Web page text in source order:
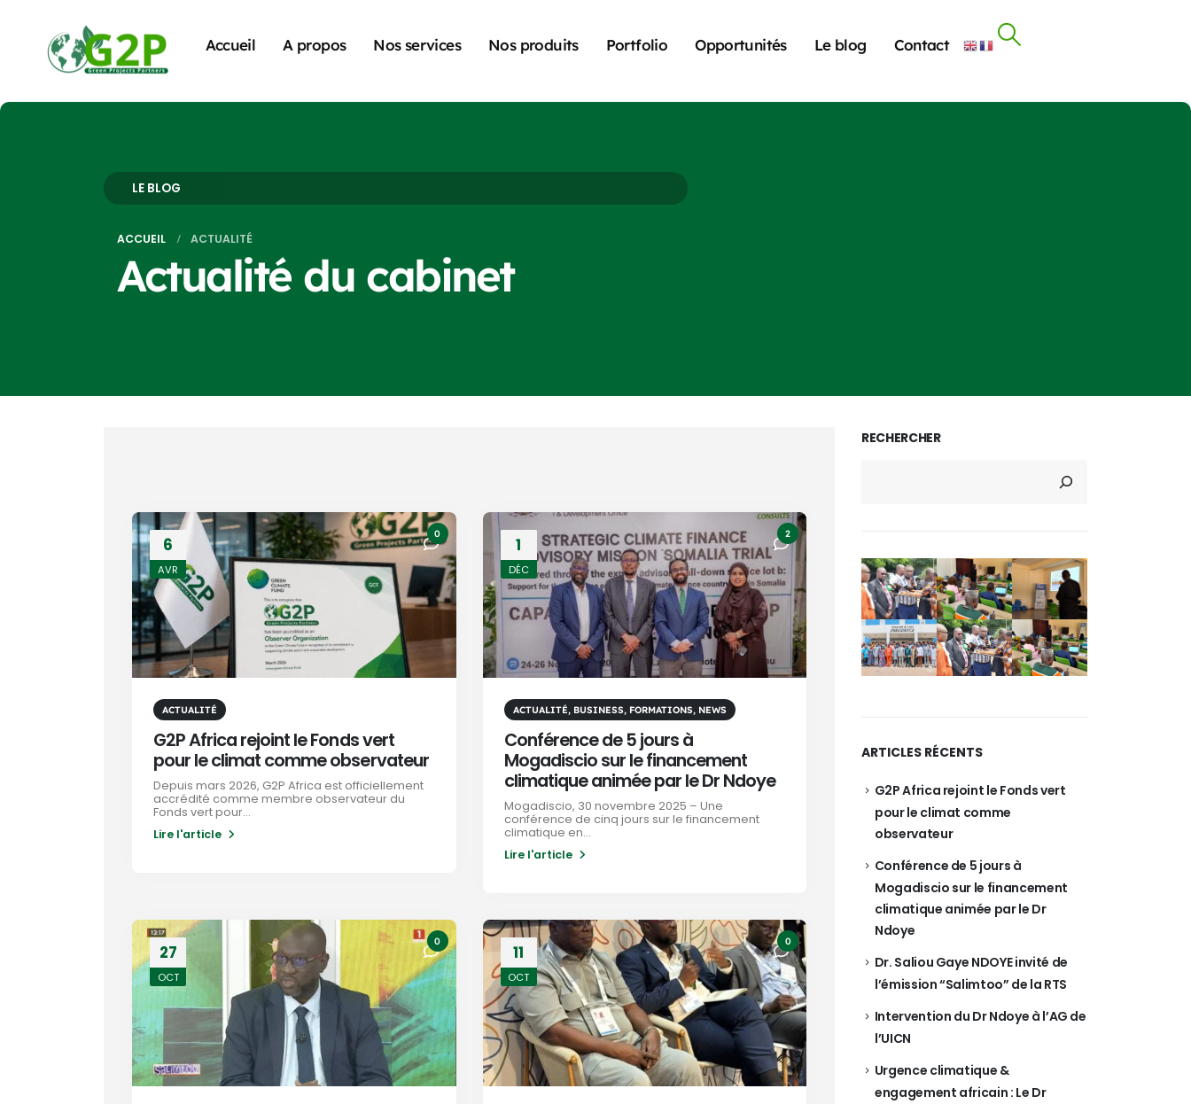
Accueil A propos Nos services Nos produits Portfolio Opportunités Le blog Contact
LE BLOG
ACCUEIL ACTUALITÉ
Actualité du cabinet
6
AVR
0
ACTUALITÉ
G2P Africa rejoint le Fonds vert
pour le climat comme observateur
Depuis mars 2026, G2P Africa est officiellement
accrédité comme membre observateur du
Fonds vert pour...
Lire l'article
1
DÉC
2
ACTUALITÉ, BUSINESS, FORMATIONS, NEWS
Conférence de 5 jours à
Mogadiscio sur le financement
climatique animée par le Dr Ndoye
Mogadiscio, 30 novembre 2025 – Une
conférence de cinq jours sur le financement
climatique en...
Lire l'article
27
OCT
0
11
OCT
0
RECHERCHER
ARTICLES RÉCENTS
G2P Africa rejoint le Fonds vert
pour le climat comme
observateur
Conférence de 5 jours à
Mogadiscio sur le financement
climatique animée par le Dr
Ndoye
Dr. Saliou Gaye NDOYE invité de
l’émission “Salimtoo” de la RTS
Intervention du Dr Ndoye à l’AG de
l’UICN
Urgence climatique &
engagement africain : Le Dr